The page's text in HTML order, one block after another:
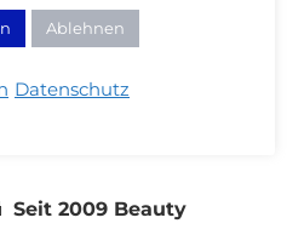
Seit 2009 Beauty
Ablehnen
Datenschutz